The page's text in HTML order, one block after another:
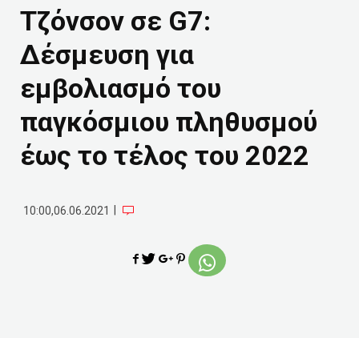
Τζόνσον σε G7:
Δέσμευση για
εμβολιασμό του
παγκόσμιου πληθυσμού
έως το τέλος του 2022
10:00,06.06.2021